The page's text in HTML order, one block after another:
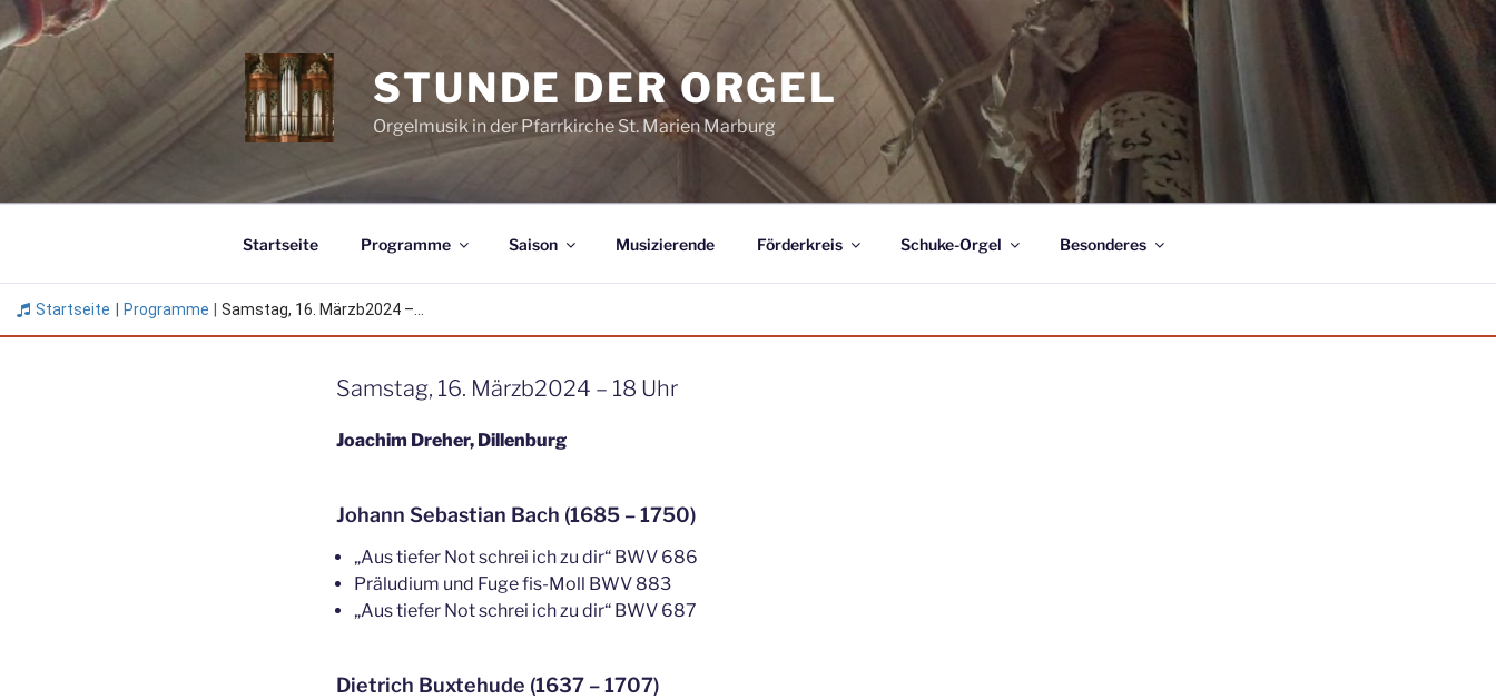
Zum
Inhalt
springen
STUNDE DER ORGEL
Orgelmusik in der Pfarrkirche St. Marien Marburg
Startseite Programme Saison Musizierende Förderkreis Schuke-Orgel Besonderes
Startseite Programme Samstag, 16. Märzb2024 –...
Samstag, 16. Märzb2024 – 18 Uhr
Joachim Dreher, Dillenburg
Johann Sebastian Bach (1685 – 1750)
„Aus tiefer Not schrei ich zu dir“ BWV 686
Präludium und Fuge fis-Moll BWV 883
„Aus tiefer Not schrei ich zu dir“ BWV 687
Dietrich Buxtehude (1637 – 1707)